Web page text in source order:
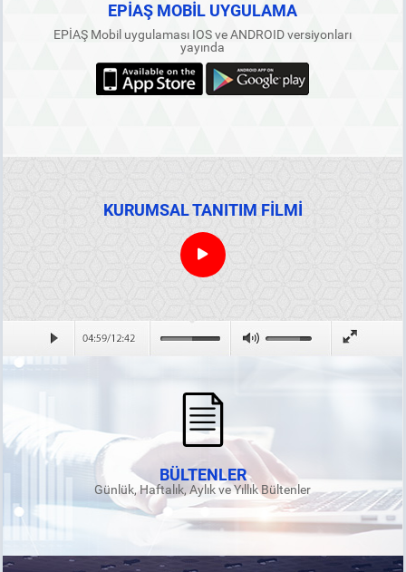
EPİAŞ MOBİL UYGULAMA
EPİAŞ Mobil uygulaması IOS ve ANDROID versiyonları
yayında
KURUMSAL TANITIM FİLMİ
BÜLTENLER
Günlük, Haftalık, Aylık ve Yıllık Bültenler